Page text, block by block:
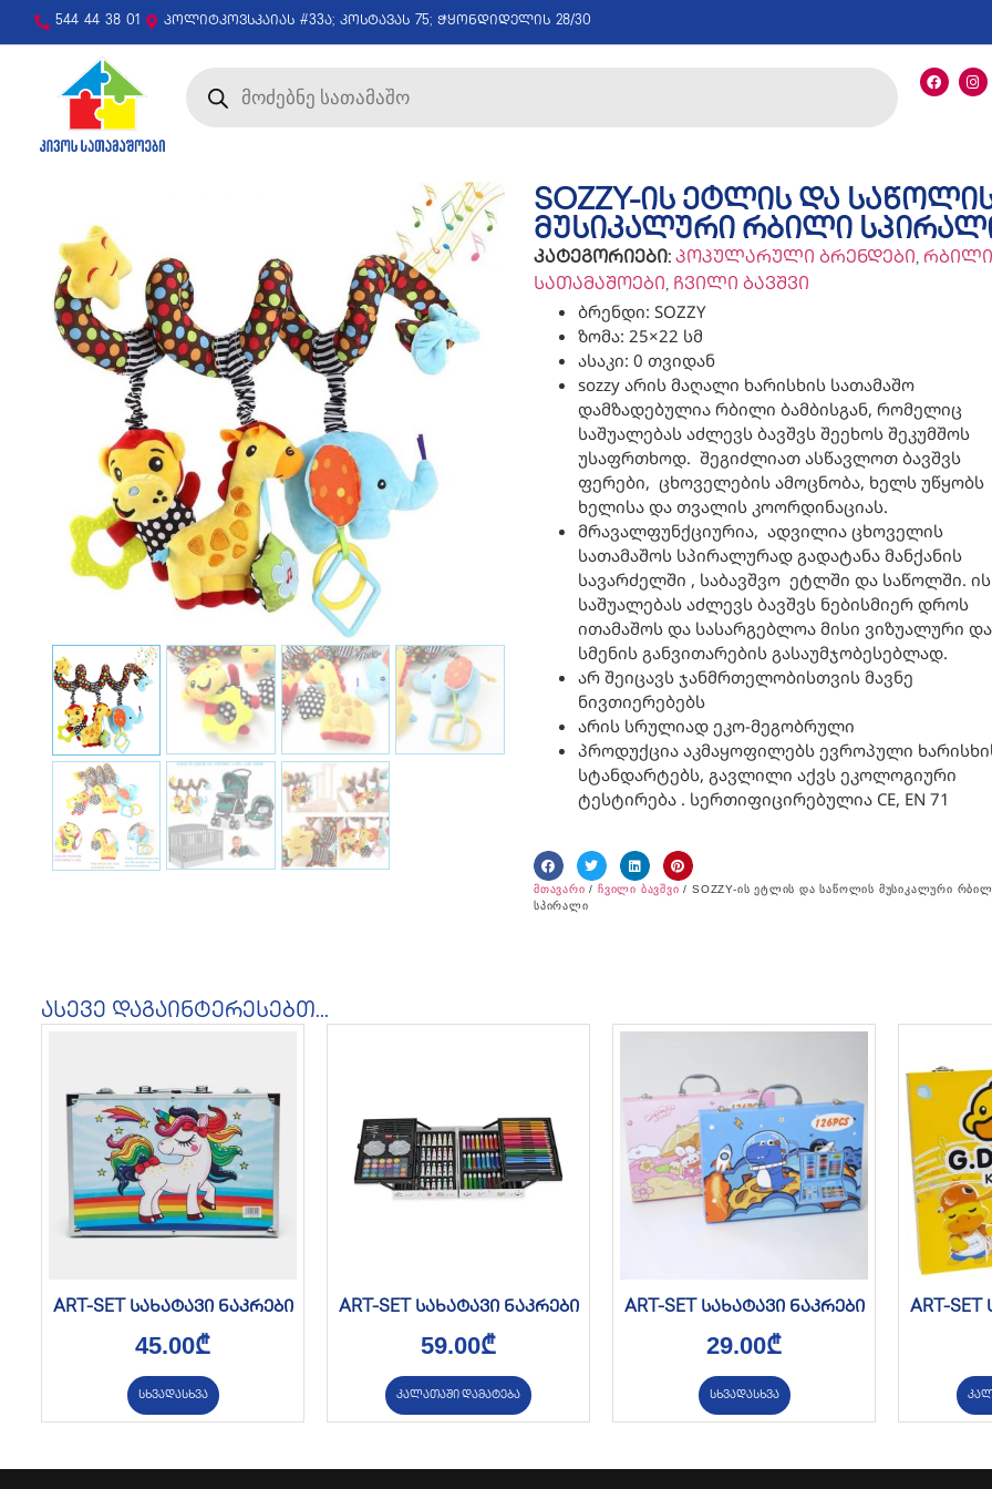
544 44 38 01 პოლიტკოვსკაიას #33ა; კოსტავას 75; ჭყონდიდელის 28/30
SOZZY-ის ეტლის და
მუსიკალური რბილი
კატეგორიები: პოპულარული ბრენდები, რბილი
სათამაშოები, ჩვილი ბავშვი
ბრენდი: SOZZY
ზომა: 25×22 სმ
ასაკი: 0 თვიდან
sozzy არის მაღალი ხარისხის სათამაშო
დამზადებულია რბილი ბამბისგან, რომელიც
საშუალებას აძლევს ბავშვს შეეხოს შეკუმშოს
უსაფრთხოდ. შეგიძლიათ ასწავლოთ ბავშვს
ფერები, ცხოველების ამოცნობა, ხელს უწყობს
ხელისა და თვალის კოორდინაციას.
მრავალფუნქციურია, ადვილია ცხოველის
სათამაშოს სპირალურად გადატანა მანქანის
სავარძელში , საბავშვო ეტლში და საწოლში. ის
საშუალებას აძლევს ბავშვს ნებისმიერ დროს
ითამაშოს და სასარგებლოა მისი ვიზუალური და
სმენის განვითარების გასაუმჯობესებლად.
არ შეიცავს ჯანმრთელობისთვის მავნე
ნივთიერებებს
არის სრულიად ეკო-მეგობრული
პროდუქცია აკმაყოფილებს ევროპული
სტანდარტებს, გავლილი აქვს ეკოლოგიური
ტესტირება . სერთიფიცირებულია CE, EN 71
მთავარი / ჩვილი ბავშვი / SOZZY-ის ეტლის და საწოლის მუსიკალური
სპირალი
ასევე დაგაინტერესებთ...
ART-SET სახატავი ნაკრები
45.00₾
სხვადასხვა
ART-SET სახატავი ნაკრები
59.00₾
კალათაში დამატება
ART-SET სახატავი ნაკრები
29.00₾
სხვადასხვა
ART-